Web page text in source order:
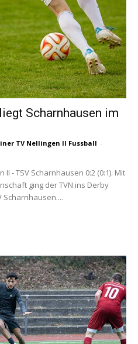
Scharnhausen im
TV Nellingen II Fussball -
II - TSV Scharnhausen 0:2 (0:1). Mit
ging der TVN ins Derby
Scharnhausen....